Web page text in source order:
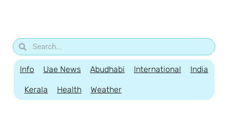
Info Uae News Abudhabi International India
Kerala Health Weather